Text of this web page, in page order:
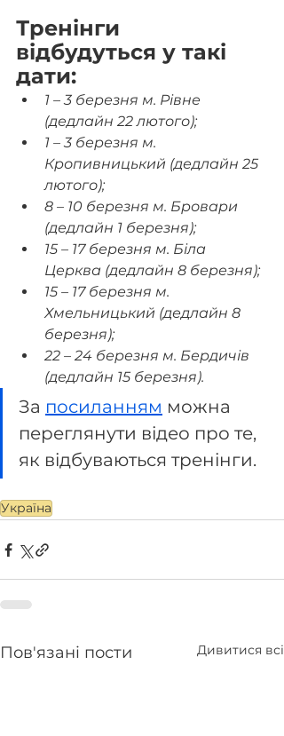
Тренінги
відбудуться у такі
дати:
1 – 3 березня м. Рівне
(дедлайн 22 лютого);
1 – 3 березня м.
Кропивницький (дедлайн 25
лютого);
8 – 10 березня м. Бровари
(дедлайн 1 березня);
15 – 17 березня м. Біла
Церква (дедлайн 8 березня);
15 – 17 березня м.
Хмельницький (дедлайн 8
березня);
22 – 24 березня м. Бердичів
(дедлайн 15 березня).
За посиланням можна
переглянути відео про те,
як відбуваються тренінги.
Україна
Пов'язані пости Дивитися всі